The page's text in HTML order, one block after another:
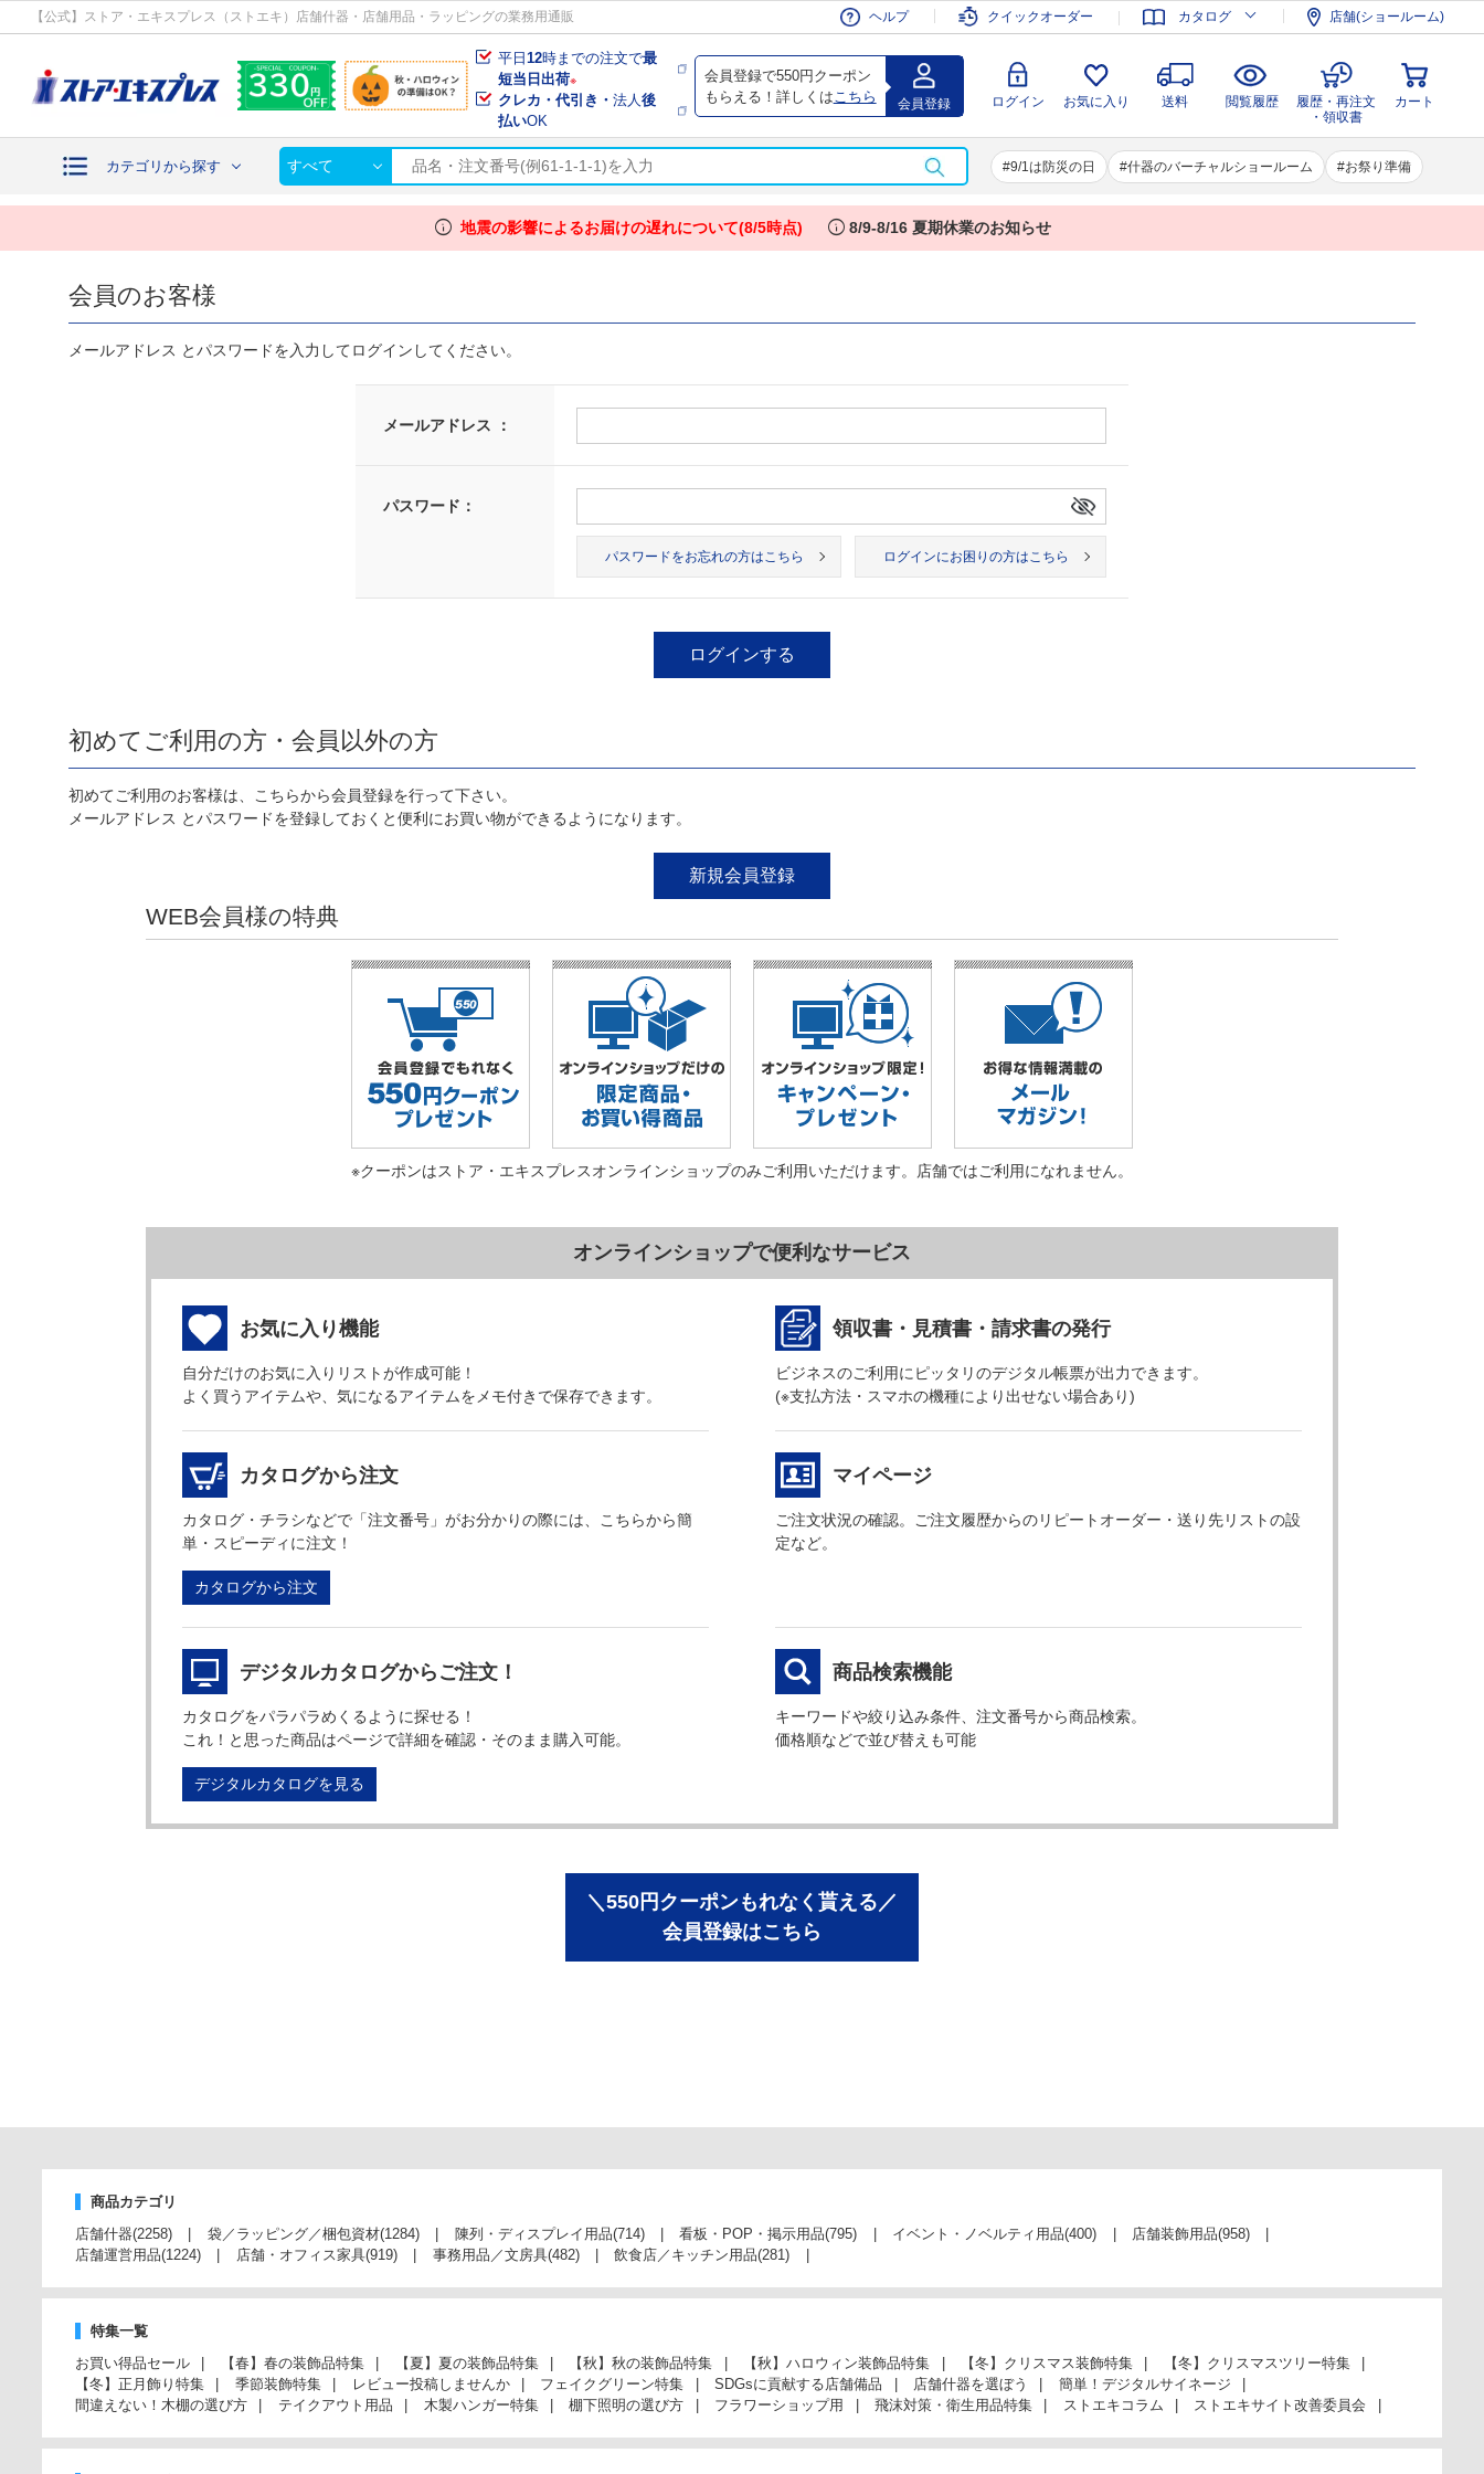
【公式】ストア・エキスプレス（ストエキ）店舗什器・店舗用品・ラッピングの業務用通販 ヘルプ クイックオーダー カタログ 店舗(ショールーム)
平日12時までの注文で最
短当日出荷※
クレカ・代引き・法人後
払いOK
会員登録で550円クーポン
もらえる！詳しくは こちら 会員登録 ログイン お気に入り 送料 閲覧履歴
履歴・再注文
・領収書
カート
カテゴリから探す すべて 9/1は防災の日 什器のバーチャルショールーム お祭り準備
会員登録 ログイン お気に入り 送料 閲覧履歴
履歴・再注文
・領収書
カート
info 地震の影響によるお届けの遅れについて(8/5時点) info 8/9-8/16 夏期休業のお知らせ
会員のお客様
メールアドレス とパスワードを入力してログインしてください。
メールアドレス ：
パスワード：
パスワードをお忘れの方はこちら ログインにお困りの方はこちら
初めてご利用の方・会員以外の方
初めてご利用のお客様は、こちらから会員登録を行って下さい。
メールアドレス とパスワードを登録しておくと便利にお買い物ができるようになります。
WEB会員様の特典
※クーポンはストア・エキスプレスオンラインショップのみご利用いただけます。店舗ではご利用になれません。
オンラインショップで便利なサービス
お気に入り機能
自分だけのお気に入りリストが作成可能！
よく買うアイテムや、気になるアイテムをメモ付きで保存できます。
領収書・見積書・請求書の発行
ビジネスのご利用にピッタリのデジタル帳票が出力できます。
(※支払方法・スマホの機種により出せない場合あり)
カタログから注文
カタログ・チラシなどで「注文番号」がお分かりの際には、こちらから簡
単・スピーディに注文！
カタログから注文
マイページ
ご注文状況の確認。ご注文履歴からのリピートオーダー・送り先リストの設
定など。
デジタルカタログからご注文！
カタログをパラパラめくるように探せる！
これ！と思った商品はページで詳細を確認・そのまま購入可能。
デジタルカタログを見る
商品検索機能
キーワードや絞り込み条件、注文番号から商品検索。
価格順などで並び替えも可能
＼550円クーポンもれなく貰える／
会員登録はこちら
商品カテゴリ
店舗什器(2258) 袋／ラッピング／梱包資材(1284) 陳列・ディスプレイ用品(714) 看板・POP・掲示用品(795) イベント・ノベルティ用品(400) 店舗装飾用品(958)
店舗運営用品(1224) 店舗・オフィス家具(919) 事務用品／文房具(482) 飲食店／キッチン用品(281)
特集一覧
お買い得品セール
【春】春の装飾品特集 【夏】夏の装飾品特集 【秋】秋の装飾品特集 【秋】ハロウィン装飾品特集 【冬】クリスマス装飾特集
【冬】クリスマスツリー特集
【冬】正月飾り特集
季節装飾特集 レビュー投稿しませんか フェイクグリーン特集 SDGsに貢献する店舗備品 店舗什器を選ぼう
簡単！デジタルサイネージ
間違えない！木棚の選び方
テイクアウト用品 木製ハンガー特集 棚下照明の選び方 フラワーショップ用 飛沫対策・衛生用品特集 ストエキコラム ストエキサイト改善委員会